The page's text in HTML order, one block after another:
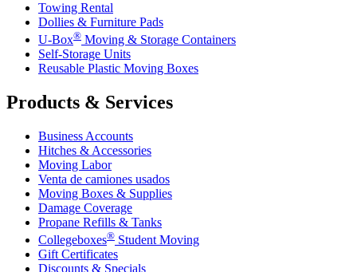
Towing Rental
Dollies & Furniture Pads
U-Box® Moving & Storage Containers
Self-Storage Units
Reusable Plastic Moving Boxes
Products & Services
Business Accounts
Hitches & Accessories
Moving Labor
Venta de camiones usados
Moving Boxes & Supplies
Damage Coverage
Propane Refills & Tanks
Collegeboxes® Student Moving
Gift Certificates
Discounts & Specials